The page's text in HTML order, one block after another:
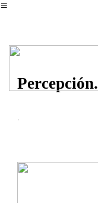
︎
Percepción.
.